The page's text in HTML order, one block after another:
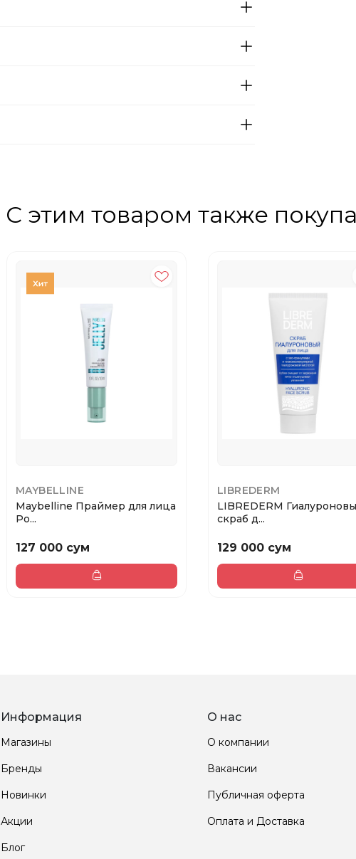
С этим товаром также
MAYBELLINE
Maybelline Праймер для лица
Po...
127 000 сум
LIBREDERM
LIBREDERM
скраб д...
129 000 сум
Информация
Магазины
Бренды
Новинки
Акции
Блог
О нас
О компании
Вакансии
Публичная оферта
Оплата и Доставка